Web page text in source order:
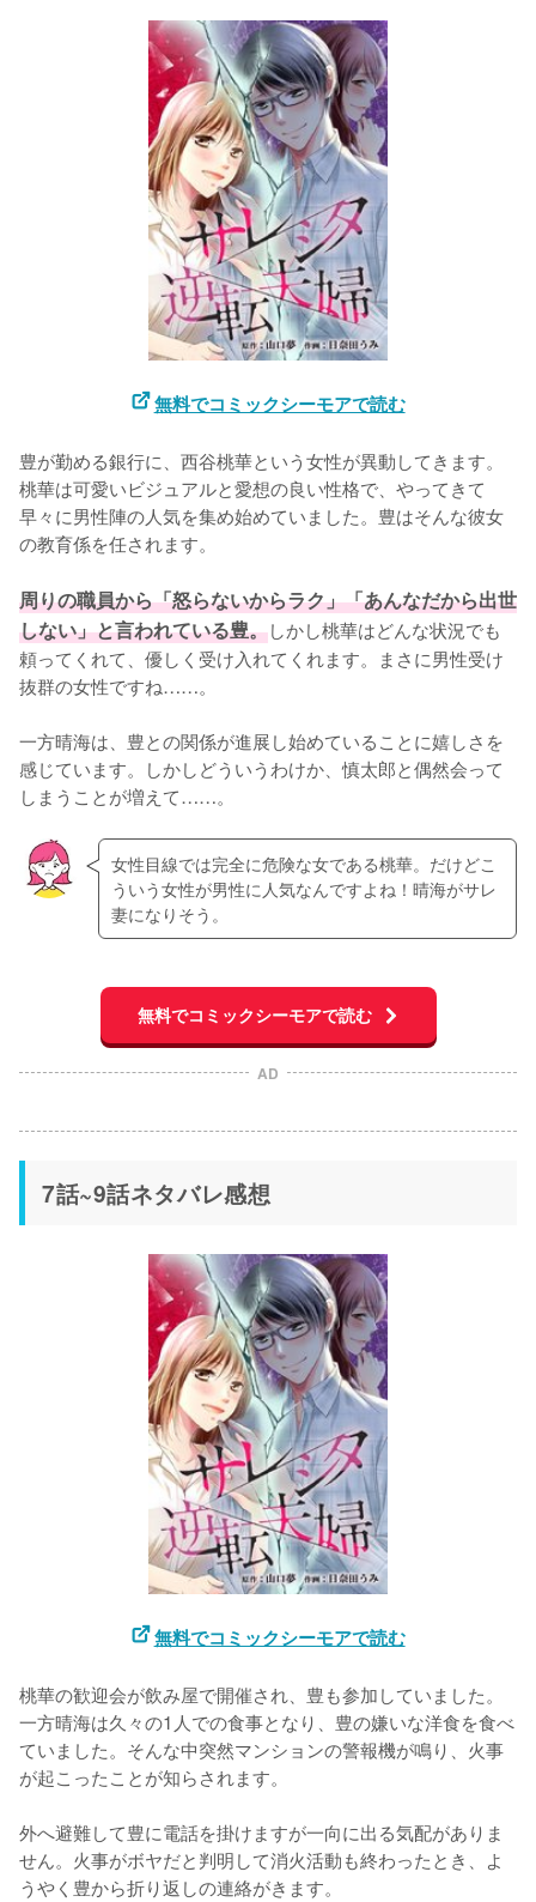
無料でコミックシーモアで読む
豊が勤める銀行に、西谷桃華という女性が異動してきます。
桃華は可愛いビジュアルと愛想の良い性格で、やってきて
早々に男性陣の人気を集め始めていました。豊はそんな彼女
の教育係を任されます。
周りの職員から「怒らないからラク」「あんなだから出世
しない」と言われている豊。しかし桃華はどんな状況でも
頼ってくれて、優しく受け入れてくれます。まさに男性受け
抜群の女性ですね……。
一方晴海は、豊との関係が進展し始めていることに嬉しさを
感じています。しかしどういうわけか、慎太郎と偶然会って
しまうことが増えて……。
女性目線では完全に危険な女である桃華。だけどこ
ういう女性が男性に人気なんですよね！晴海がサレ
妻になりそう。
無料でコミックシーモアで読む
AD
7話~9話ネタバレ感想
無料でコミックシーモアで読む
桃華の歓迎会が飲み屋で開催され、豊も参加していました。
一方晴海は久々の1人での食事となり、豊の嫌いな洋食を食べ
ていました。そんな中突然マンションの警報機が鳴り、火事
が起こったことが知らされます。
外へ避難して豊に電話を掛けますが一向に出る気配がありま
せん。火事がボヤだと判明して消火活動も終わったとき、よ
うやく豊から折り返しの連絡がきます。